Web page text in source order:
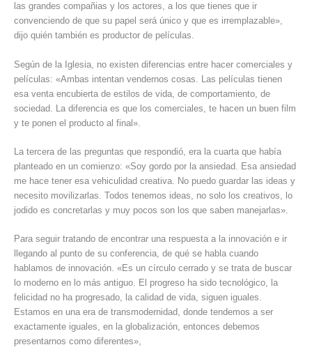
las grandes compañias y los actores, a los que tienes que ir
convenciendo de que su papel será único y que es irremplazable»,
dijo quién también es productor de películas.
Según de la Iglesia, no existen diferencias entre hacer comerciales y
películas: «Ambas intentan vendernos cosas. Las películas tienen
esa venta encubierta de estilos de vida, de comportamiento, de
sociedad. La diferencia es que los comerciales, te hacen un buen film
y te ponen el producto al final».
La tercera de las preguntas que respondió, era la cuarta que había
planteado en un comienzo: «Soy gordo por la ansiedad. Esa ansiedad
me hace tener esa vehiculidad creativa. No puedo guardar las ideas y
necesito movilizarlas. Todos tenemos ideas, no solo los creativos, lo
jodido es concretarlas y muy pocos son los que saben manejarlas».
Para seguir tratando de encontrar una respuesta a la innovación e ir
llegando al punto de su conferencia, de qué se habla cuando
hablamos de innovación. «Es un círculo cerrado y se trata de buscar
lo moderno en lo más antiguo. El progreso ha sido tecnológico, la
felicidad no ha progresado, la calidad de vida, siguen iguales.
Estamos en una era de transmodernidad, donde tendemos a ser
exactamente iguales, en la globalización, entonces debemos
presentarnos como diferentes»,